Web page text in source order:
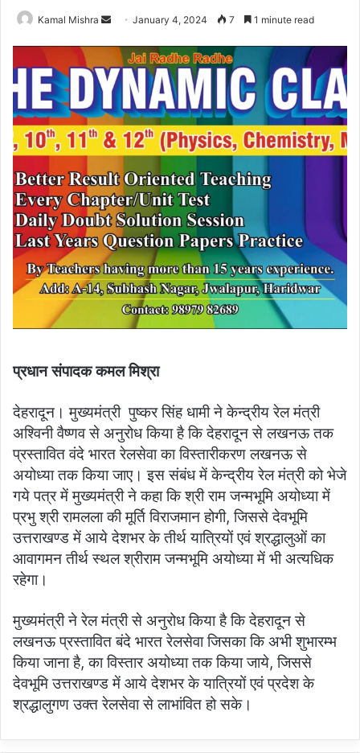
Kamal Mishra
Send
email
January 4, 2024 7 1 minute read
प्रधान संपादक कमल मिश्रा
देहरादून। मुख्यमंत्री पुष्कर सिंह धामी ने केन्द्रीय रेल मंत्री
अश्विनी वैष्णव से अनुरोध किया है कि देहरादून से लखनऊ तक
प्रस्तावित वंदे भारत रेलसेवा का विस्तारीकरण लखनऊ से
अयोध्या तक किया जाए। इस संबंध में केन्द्रीय रेल मंत्री को भेजे
गये पत्र में मुख्यमंत्री ने कहा कि श्री राम जन्मभूमि अयोध्या में
प्रभु श्री रामलला की मूर्ति विराजमान होगी, जिससे देवभूमि
उत्तराखण्ड में आये देशभर के तीर्थ यात्रियों एवं श्रद्धालुओं का
आवागमन तीर्थ स्थल श्रीराम जन्मभूमि अयोध्या में भी अत्यधिक
रहेगा।
मुख्यमंत्री ने रेल मंत्री से अनुरोध किया है कि देहरादून से
लखनऊ प्रस्तावित बंदे भारत रेलसेवा जिसका कि अभी शुभारम्भ
किया जाना है, का विस्तार अयोध्या तक किया जाये, जिससे
देवभूमि उत्तराखण्ड में आये देशभर के यात्रियों एवं प्रदेश के
श्रद्धालुगण उक्त रेलसेवा से लाभांवित हो सके।